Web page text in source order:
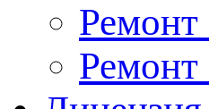
Ремонт
Ремонт